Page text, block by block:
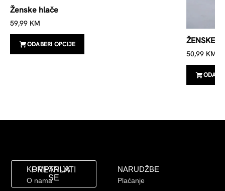
Ženske hlače
59,99 KM
ODABERI OPCIJE ŽENSKE
50,99 KM
KOMPANIJA
O nama
NARUDŽBE
Plaćanje
PRETPLATI
SE